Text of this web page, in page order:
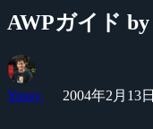
AWPガイド
Yossy 2004年2月13